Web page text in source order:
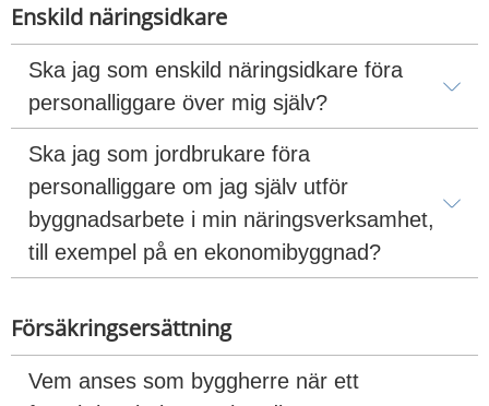
Enskild näringsidkare
Ska jag som enskild näringsidkare föra
personalliggare över mig själv?
Ska jag som jordbrukare föra
personalliggare om jag själv utför
byggnadsarbete i min näringsverksamhet,
till exempel på en ekonomibyggnad?
Försäkringsersättning
Vem anses som byggherre när ett